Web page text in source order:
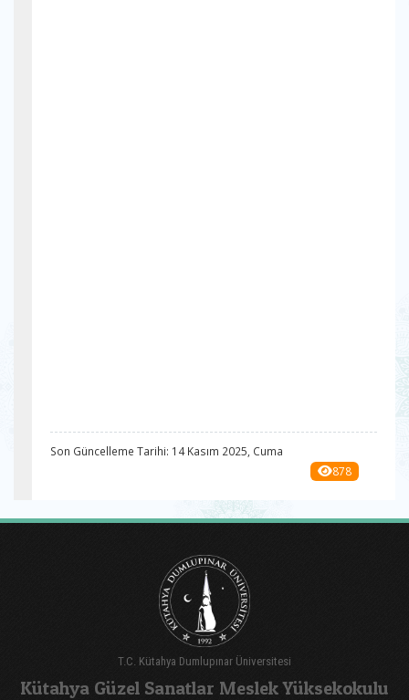
Son Güncelleme Tarihi: 14 Kasım 2025, Cuma
878
T.C. Kütahya Dumlupınar Üniversitesi
Kütahya Güzel Sanatlar Meslek Yüksekokulu